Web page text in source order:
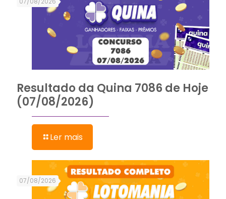
Resultado da Quina 7086 de Hoje
(07/08/2026)
Ler mais
07/08/2026